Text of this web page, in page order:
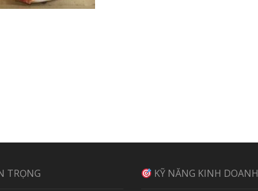
TRỌNG KỸ NĂNG KINH DOANH